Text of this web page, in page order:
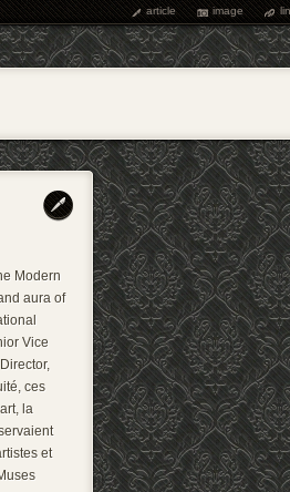
article image
Modern
aura of
Vice
ces
la
et